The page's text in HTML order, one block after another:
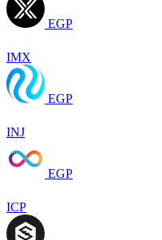
EGP
IMX
EGP
INJ
EGP
ICP